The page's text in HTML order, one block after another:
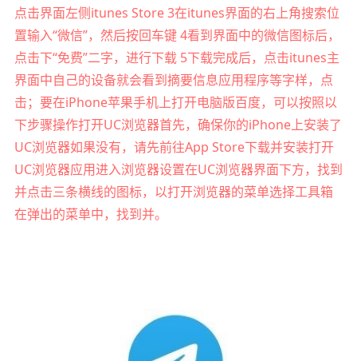
点击界面左侧itunes Store 3在itunes界面的右上角搜索位
置输入“微信”，然后按回车键 4看到界面中的微信图标后，
点击下“免费”二字，进行下载 5下载完成后，点击itunes主
界面中自己的设备就会看到摘要信息应用程序等字样，点
击；要在iPhone苹果手机上打开电脑版百度，可以按照以
下步骤操作打开UC浏览器首先，确保你的iPhone上安装了
UC浏览器如果没有，请先前往App Store下载并安装打开
UC浏览器应用进入浏览器设置在UC浏览器界面下方，找到
并点击三条横线的图标，以打开浏览器的菜单选择工具箱
在弹出的菜单中，找到并。